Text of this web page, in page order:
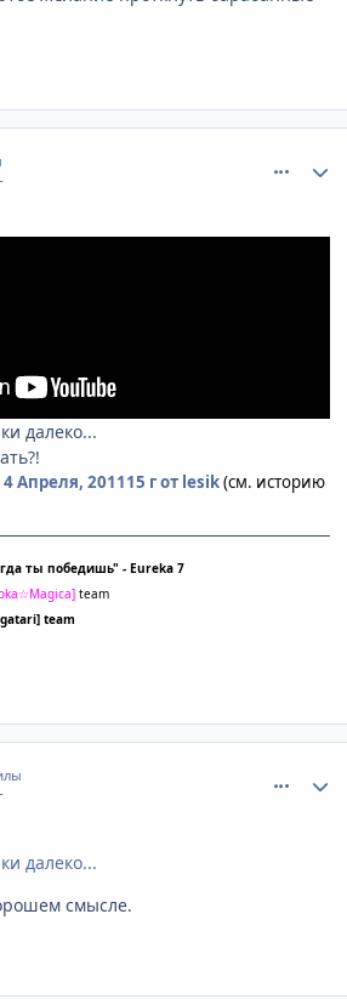
далеко...
4 Апреля, 201115 гот lesik(см. историю
ты победишь" - Eureka 7
team
team
далеко...
смысле.